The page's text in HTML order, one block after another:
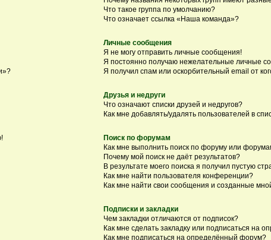
Что такое группа по умолчанию?
Что означает ссылка «Наша команда»?
Личные сообщения
Я не могу отправить личные сообщения!
Я постоянно получаю нежелательные личные
Я получил спам или оскорбительный email от
Друзья и недруги
Что означают списки друзей и недругов?
Как мне добавлять/удалять пользователей в
Поиск по форумам
Как мне выполнить поиск по форуму или
Почему мой поиск не даёт результатов?
В результате моего поиска я получил пустую
Как мне найти пользователя конференции?
Как мне найти свои сообщения и созданные
Подписки и закладки
Чем закладки отличаются от подписок?
Как мне сделать закладку или подписаться на
Как мне подписаться на определённый форум?